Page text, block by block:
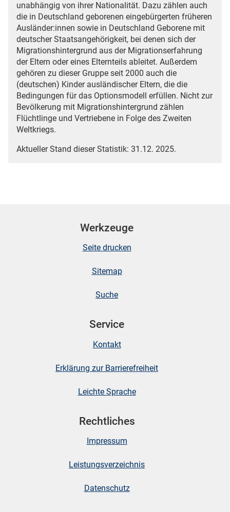
unabhängig von ihrer Nationalität. Dazu zählen auch
die in Deutschland geborenen eingebürgerten früheren
Ausländer:innen sowie in Deutschland Geborene mit
deutscher Staatsangehörigkeit, bei denen sich der
Migrationshintergrund aus der Migrationserfahrung
der Eltern oder eines Elternteils ableitet. Außerdem
gehören zu dieser Gruppe seit 2000 auch die
(deutschen) Kinder ausländischer Eltern, die die
Bedingungen für das Optionsmodell erfüllen. Nicht zur
Bevölkerung mit Migrationshintergrund zählen
Flüchtlinge und Vertriebene in Folge des Zweiten
Weltkriegs.
Aktueller Stand dieser Statistik: 31.12. 2025.
Werkzeuge
Seite drucken
Sitemap
Suche
Service
Kontakt
Erklärung zur Barrierefreiheit
Leichte Sprache
Rechtliches
Impressum
Leistungsverzeichnis
Datenschutz